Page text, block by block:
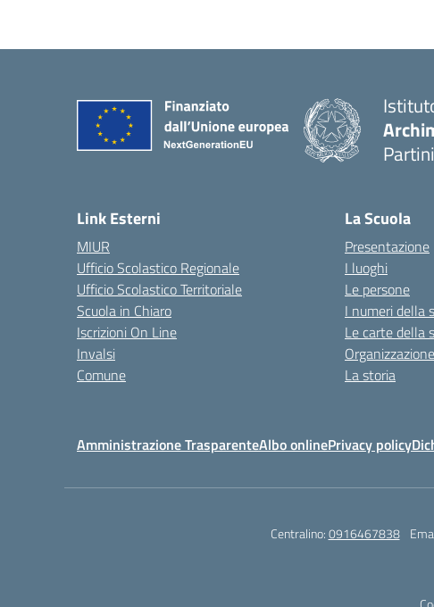
Link Esterni
MIUR
Ufficio Scolastico Regionale
Ufficio Scolastico Territoriale
Scuola in Chiaro
Iscrizioni On Line
Invalsi
Comune
La Scuola
Presentazione
I luoghi
Le persone
I numeri della
Le carte della
Organizzazione
La storia
Amministrazione TrasparenteAlbo onlinePrivacy policy
Centralino:0916467838